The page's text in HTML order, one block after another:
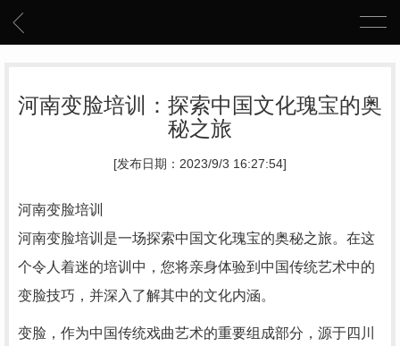
河南变脸培训：探索中国文化瑰宝的奥
秘之旅
[发布日期：2023/9/3 16:27:54]
河南变脸培训
河南变脸培训是一场探索中国文化瑰宝的奥秘之旅。在这
个令人着迷的培训中，您将亲身体验到中国传统艺术中的
变脸技巧，并深入了解其中的文化内涵。
变脸，作为中国传统戏曲艺术的重要组成部分，源于四川